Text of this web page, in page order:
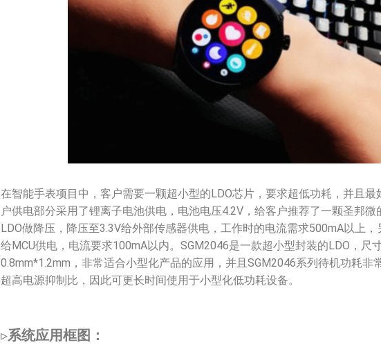
在智能手表项目中，客户需要一颗超小型的LDO芯片，要求超低功耗，并且最
户供电部分采用了锂离子电池供电，电池电压4.2V，给客户推荐了一颗圣邦微
LDO做降压，降压至3.3V给外部传感器供电，工作时的电流需求500mA以上
给MCU供电，电流要求100mA以内。SGM2046是一款超小型封装的LDO，尺
0.8mm*1.2mm，非常适合小型化产品的应用，并且SGM2046系列待机功耗非
超高电源抑制比，因此可更长时间使用于小型化低功耗设备。
▹系统应用框图：